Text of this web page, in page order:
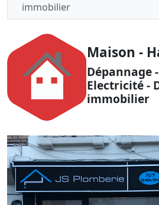
immobilier
Maison -
Dépannage
Electricité -
immobilier